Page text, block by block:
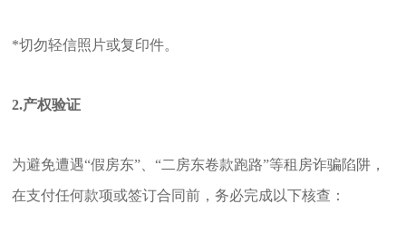
*切勿轻信照片或复印件。
2.产权验证
为避免遭遇“假房东”、“二房东卷款跑路”等租房诈骗陷阱，
在支付任何款项或签订合同前，务必完成以下核查：